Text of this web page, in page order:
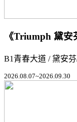
《Triumph 黛
B1青春大道 / 黛安
2026.08.07~2026.09.30